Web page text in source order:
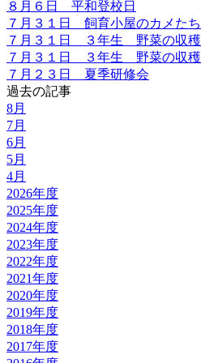
８月６日 平和登校日
７月３１日 飼育小屋のカメたち
７月３１日 ３年生 野菜の収穫
７月３１日 ３年生 野菜の収穫
７月２３日 夏季研修会
過去の記事
8月
7月
6月
5月
4月
2026年度
2025年度
2024年度
2023年度
2022年度
2021年度
2020年度
2019年度
2018年度
2017年度